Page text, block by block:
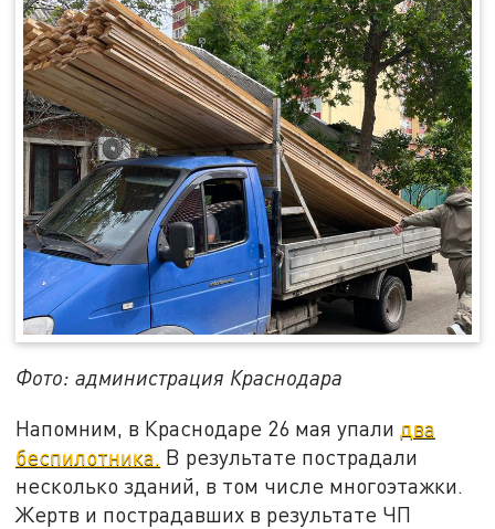
Фото: администрация Краснодара
Напомним, в Краснодаре 26 мая упали два
беспилотника. В результате пострадали
несколько зданий, в том числе многоэтажки.
Жертв и пострадавших в результате ЧП